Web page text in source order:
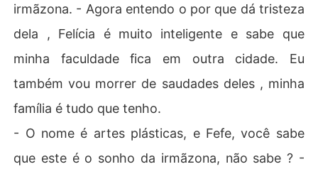
irmãzona. - Agora entendo o por que dá tristeza
dela , Felícia é muito inteligente e sabe que
minha faculdade fica em outra cidade. Eu
também vou morrer de saudades deles , minha
família é tudo que tenho.
- O nome é artes plásticas, e Fefe, você sabe
que este é o sonho da irmãzona, não sabe ? -